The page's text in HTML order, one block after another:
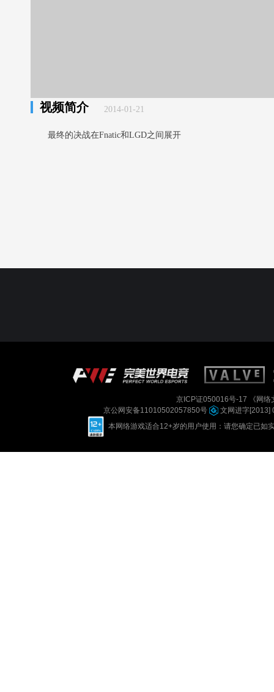
视频简介 2014-01-21
最终的决战在Fnatic和LGD之间展开
京ICP证050016号-17
《网
京公网安备11010502057850号
文网进字[2013]
本网络游戏适合12+岁的用户使用：请您确定已如